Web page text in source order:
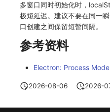
多窗口同时初始化时，
极短延迟。建议不要在同一
口创建之间保留短暂间隔。
参考资料
Electron: Process
2026-08-06 2026-